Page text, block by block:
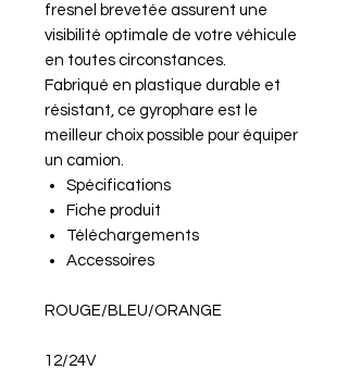
fresnel brevetée assurent une
visibilité optimale de votre véhicule
en toutes circonstances.
Fabriqué en plastique durable et
résistant, ce gyrophare est le
meilleur choix possible pour équiper
un camion.
Spécifications
Fiche produit
Téléchargements
Accessoires
ROUGE/BLEU/ORANGE
12/24V